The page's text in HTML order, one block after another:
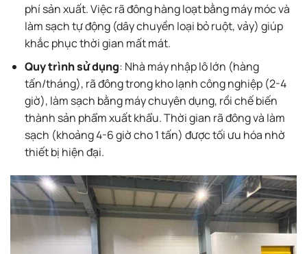
phí sản xuất. Việc rã đông hàng loạt bằng máy móc và
làm sạch tự động (dây chuyền loại bỏ ruột, vảy) giúp
khắc phục thời gian mất mát.
Quy trình sử dụng: Nhà máy nhập lô lớn (hàng
tấn/tháng), rã đông trong kho lạnh công nghiệp (2-4
giờ), làm sạch bằng máy chuyên dụng, rồi chế biến
thành sản phẩm xuất khẩu. Thời gian rã đông và làm
sạch (khoảng 4-6 giờ cho 1 tấn) được tối ưu hóa nhờ
thiết bị hiện đại.